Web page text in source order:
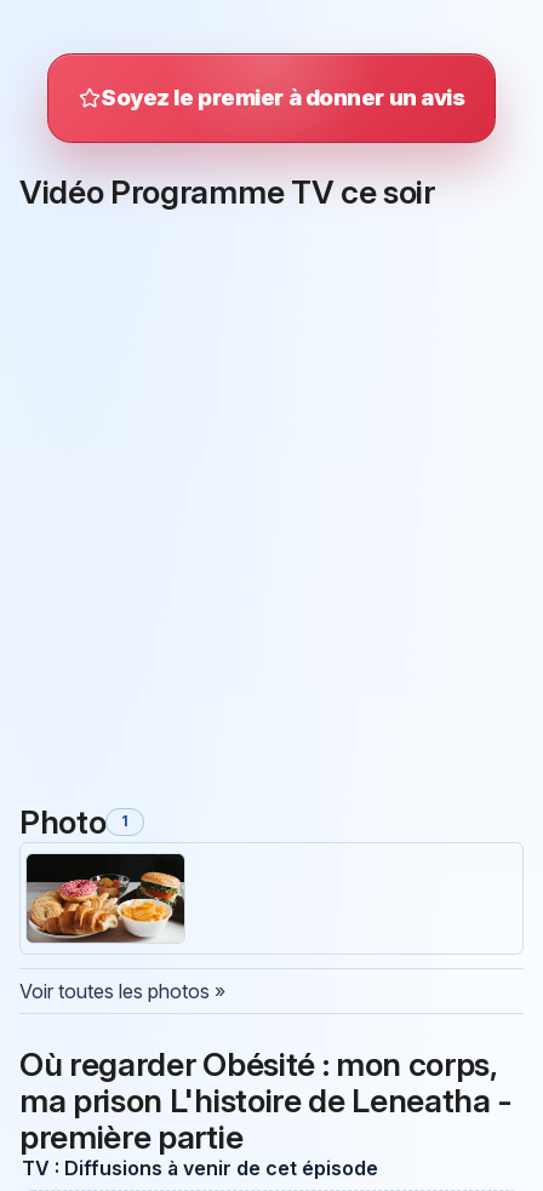
Soyez le premier à donner un avis
Vidéo Programme TV ce soir
Photo 1
Voir toutes les photos »
Où regarder Obésité : mon corps,
ma prison L'histoire de Leneatha -
première partie
TV : Diffusions à venir de cet épisode